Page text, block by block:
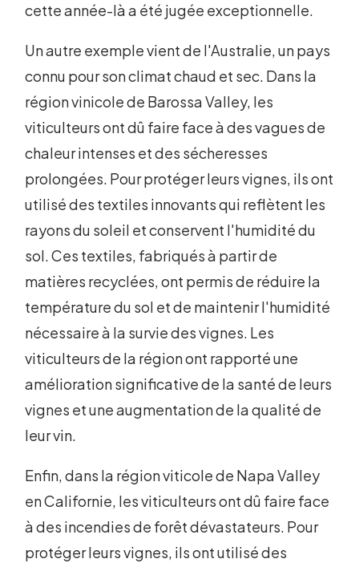
cette année-là a été jugée exceptionnelle.
Un autre exemple vient de l'Australie, un pays
connu pour son climat chaud et sec. Dans la
région vinicole de Barossa Valley, les
viticulteurs ont dû faire face à des vagues de
chaleur intenses et des sécheresses
prolongées. Pour protéger leurs vignes, ils ont
utilisé des textiles innovants qui reflètent les
rayons du soleil et conservent l'humidité du
sol. Ces textiles, fabriqués à partir de
matières recyclées, ont permis de réduire la
température du sol et de maintenir l'humidité
nécessaire à la survie des vignes. Les
viticulteurs de la région ont rapporté une
amélioration significative de la santé de leurs
vignes et une augmentation de la qualité de
leur vin.
Enfin, dans la région viticole de Napa Valley
en Californie, les viticulteurs ont dû faire face
à des incendies de forêt dévastateurs. Pour
protéger leurs vignes, ils ont utilisé des